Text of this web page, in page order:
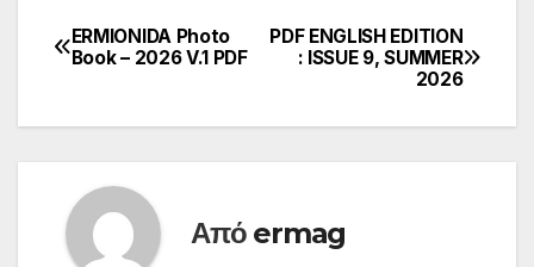
Πλοήγηση
PDF ENGLISH EDITION
: ISSUE 9, SUMMER
2026
ERMIONIDA Photo
Book – 2026 V.1 PDF
Από ermag